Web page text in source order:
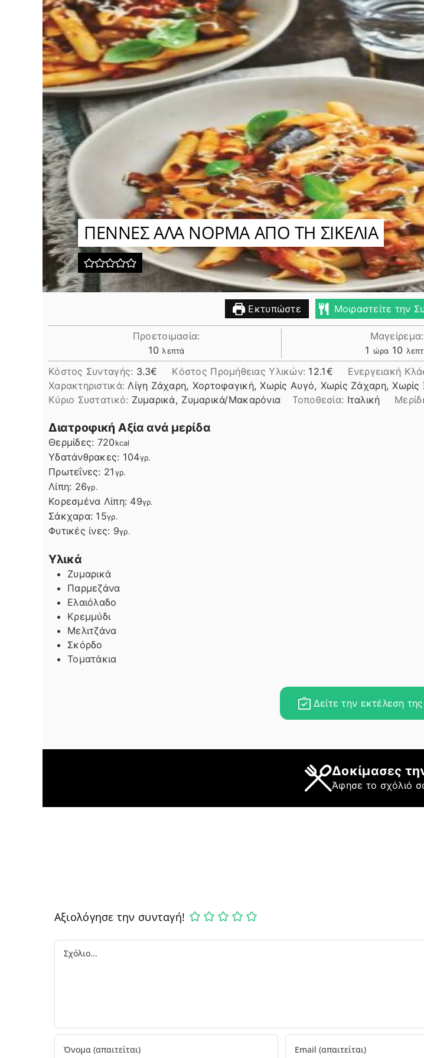
ΠΕΝΝΕΣ ΑΛΑ ΝΟΡΜΑ ΑΠΟ ΤΗ ΣΙΚΕΛΙΑ
Εκτυπώστε Μοιραστείτε την
Προετοιμασία:
10 λεπτά
λεπτά
Μαγείρεμα:
1 ώρα
ώρα 10
Κόστος Συνταγής: 3.3€ Kόστος Προμήθειας Υλικών: 12.1 Ενεργειακή
Χαρακτηριστικά: Λίγη Ζάχαρη, Χορτοφαγική, Χωρίς Αυγό, Χωρίς Ζάχαρη, Χωρίς
Kύριο Συστατικό: Ζυμαρικά, Ζυμαρικά/Μακαρόνια Τοποθεσία: Ιταλική
Διατροφική Αξία ανά μερίδα
Θερμίδες: 720kcal
Υδατάνθρακες: 104γρ.
Πρωτεΐνες: 21γρ.
Λίπη
Λίπη: 26γρ.
Κορεσμένα Λίπη: 49γρ.
Σάκχαρα: 15γρ.
Φυτικές ίνες: 9γρ.
Υλικά
Ζυμαρικά
Παρμεζάνα
Ελαιόλαδο
Κρεμμύδι
Μελιτζάνα
Σκόρδο
Τοματάκια
Δείτε την εκτέλεση
Δοκίμασες
Άφησε το σχόλιό
Αξιολόγησε την συνταγή!
Comment